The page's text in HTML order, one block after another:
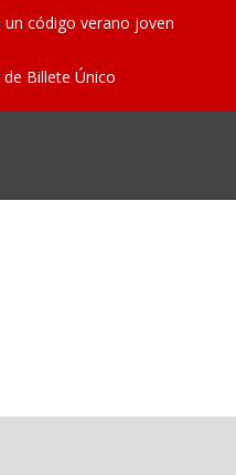
un código verano joven
de Billete Único